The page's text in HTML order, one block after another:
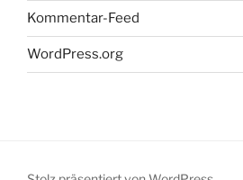
Kommentar-Feed
WordPress.org